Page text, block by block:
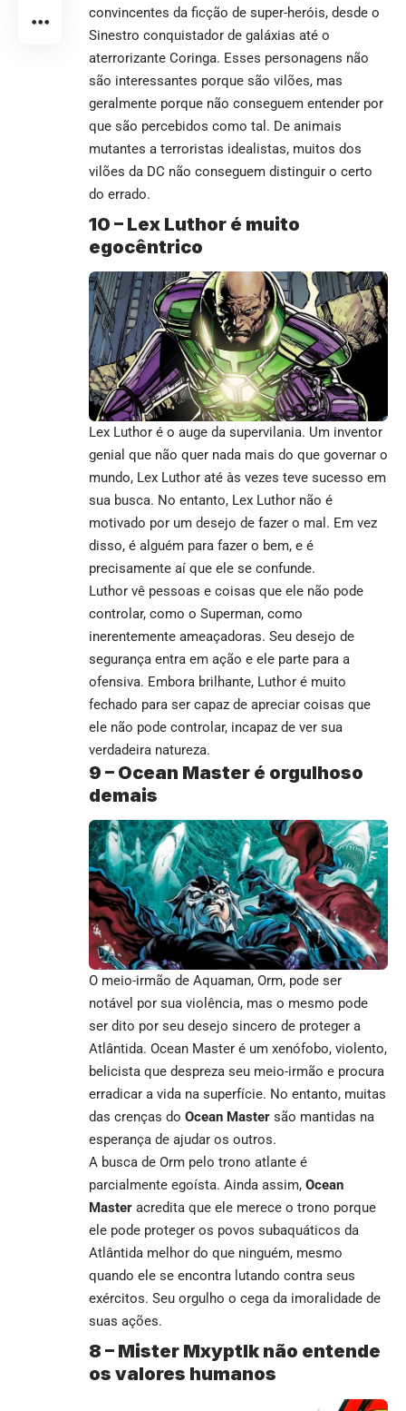
convincentes da ficção de super-heróis, desde o
Sinestro conquistador de galáxias até o
aterrorizante Coringa. Esses personagens não
são interessantes porque são vilões, mas
geralmente porque não conseguem entender por
que são percebidos como tal. De animais
mutantes a terroristas idealistas, muitos dos
vilões da DC não conseguem distinguir o certo
do errado.
10 – Lex Luthor é muito
egocêntrico
Lex Luthor é o auge da supervilania. Um inventor
genial que não quer nada mais do que governar o
mundo, Lex Luthor até às vezes teve sucesso em
sua busca. No entanto, Lex Luthor não é
motivado por um desejo de fazer o mal. Em vez
disso, é alguém para fazer o bem, e é
precisamente aí que ele se confunde.
Luthor vê pessoas e coisas que ele não pode
controlar, como o Superman, como
inerentemente ameaçadoras. Seu desejo de
segurança entra em ação e ele parte para a
ofensiva. Embora brilhante, Luthor é muito
fechado para ser capaz de apreciar coisas que
ele não pode controlar, incapaz de ver sua
verdadeira natureza.
9 – Ocean Master é orgulhoso
demais
O meio-irmão de Aquaman, Orm, pode ser
notável por sua violência, mas o mesmo pode
ser dito por seu desejo sincero de proteger a
Atlântida. Ocean Master é um xenófobo, violento,
belicista que despreza seu meio-irmão e procura
erradicar a vida na superfície. No entanto, muitas
das crenças do Ocean Master são mantidas na
esperança de ajudar os outros.
A busca de Orm pelo trono atlante é
parcialmente egoísta. Ainda assim, Ocean
Master acredita que ele merece o trono porque
ele pode proteger os povos subaquáticos da
Atlântida melhor do que ninguém, mesmo
quando ele se encontra lutando contra seus
exércitos. Seu orgulho o cega da imoralidade de
suas ações.
8 – Mister Mxyptlk não entende
os valores humanos